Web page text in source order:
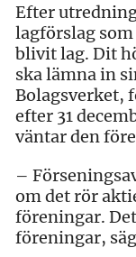
Efter
lagförslag
blivit lag. Dit
ska lämna in
Bolagsverket,
efter 31
väntar den
–
om det rör
föreningar.
föreningar,